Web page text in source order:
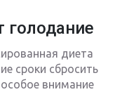
голодание
диета
сроки сбросить
внимание